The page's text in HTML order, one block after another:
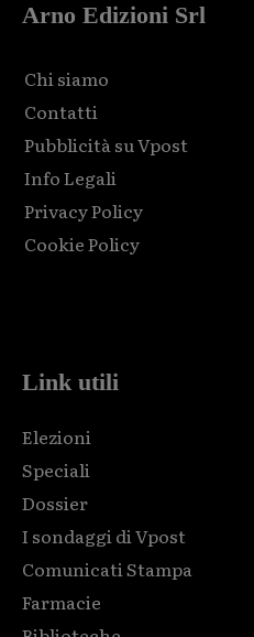
Arno Edizioni Srl
Chi siamo
Contatti
Pubblicità su Vpost
Info Legali
Privacy Policy
Cookie Policy
Link utili
Elezioni
Speciali
Dossier
I sondaggi di Vpost
Comunicati Stampa
Farmacie